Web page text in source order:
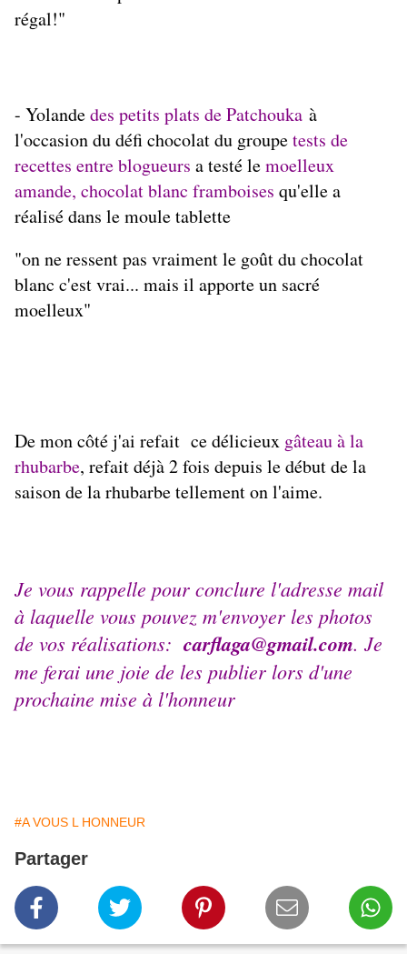
régal!"
- Yolandedes petits plats de Patchouka à
l'occasion du défi chocolat du groupetests de
recettes entre blogueurs a testé lemoelleux
amande, chocolat blanc framboises qu'elle a
réalisé dans le moule tablette
"on ne ressent pas vraiment le goût du chocolat
blanc c'est vrai... mais il apporte un sacré
moelleux"
De mon côté j'ai refait ce délicieux gâteau à la
rhubarbe, refait déjà 2 fois depuis le début de la
saison de la rhubarbe tellement on l'aime.
Je vous rappelle pour conclure l'adresse mail
à laquelle vous pouvez m'envoyer les photos
de vos réalisations: carflaga@gmail.com. Je
me ferai une joie de les publier lors d'une
prochaine mise à l'honneur
#A VOUS L HONNEUR
Partager